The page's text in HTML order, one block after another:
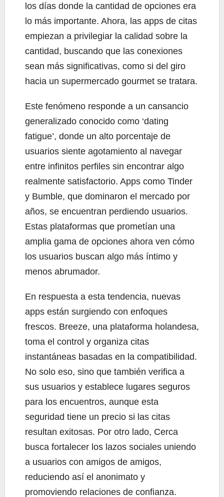
los días donde la cantidad de opciones era
lo más importante. Ahora, las apps de citas
empiezan a privilegiar la calidad sobre la
cantidad, buscando que las conexiones
sean más significativas, como si del giro
hacia un supermercado gourmet se tratara.
Este fenómeno responde a un cansancio
generalizado conocido como ‘dating
fatigue’, donde un alto porcentaje de
usuarios siente agotamiento al navegar
entre infinitos perfiles sin encontrar algo
realmente satisfactorio. Apps como Tinder
y Bumble, que dominaron el mercado por
años, se encuentran perdiendo usuarios.
Estas plataformas que prometían una
amplia gama de opciones ahora ven cómo
los usuarios buscan algo más íntimo y
menos abrumador.
En respuesta a esta tendencia, nuevas
apps están surgiendo con enfoques
frescos. Breeze, una plataforma holandesa,
toma el control y organiza citas
instantáneas basadas en la compatibilidad.
No solo eso, sino que también verifica a
sus usuarios y establece lugares seguros
para los encuentros, aunque esta
seguridad tiene un precio si las citas
resultan exitosas. Por otro lado, Cerca
busca fortalecer los lazos sociales uniendo
a usuarios con amigos de amigos,
reduciendo así el anonimato y
promoviendo relaciones de confianza.